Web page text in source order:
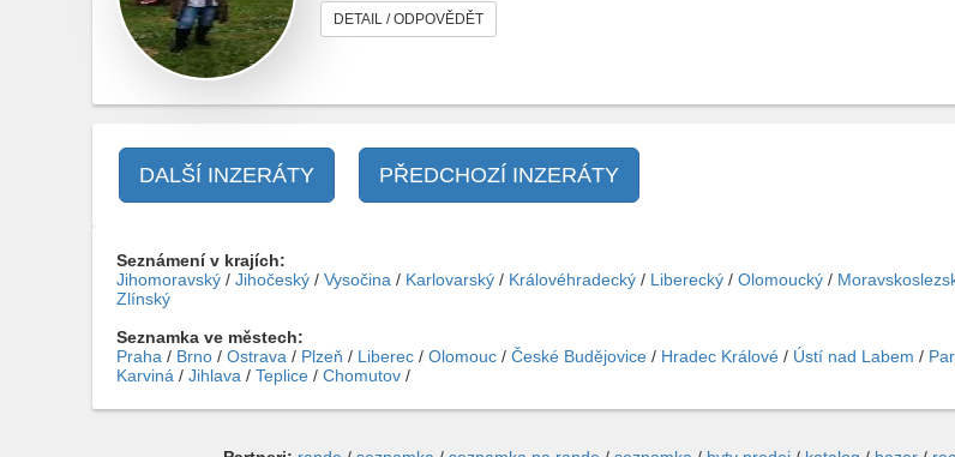
DETAIL / ODPOVĚDĚT
DALŠÍ INZERÁTY PŘEDCHOZÍ INZERÁTY
Seznámení v krajích:
Jihomoravský / Jihočeský / Vysočina / Karlovarský / Královéhradecký / Liberecký / Olomoucký /
Zlínský
Seznamka ve městech:
Praha / Brno / Ostrava / Plzeň / Liberec / Olomouc / České Budějovice / Hradec Králové / Ústí nad Labem /
Karviná / Jihlava / Teplice / Chomutov /